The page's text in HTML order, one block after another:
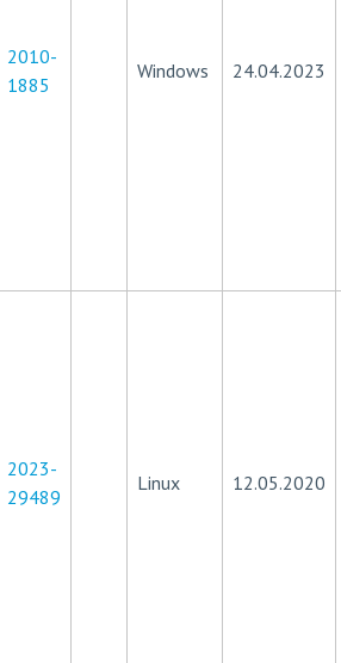
2010-
1885
Windows 24.04.2023
2023-
29489
Linux 12.05.2020